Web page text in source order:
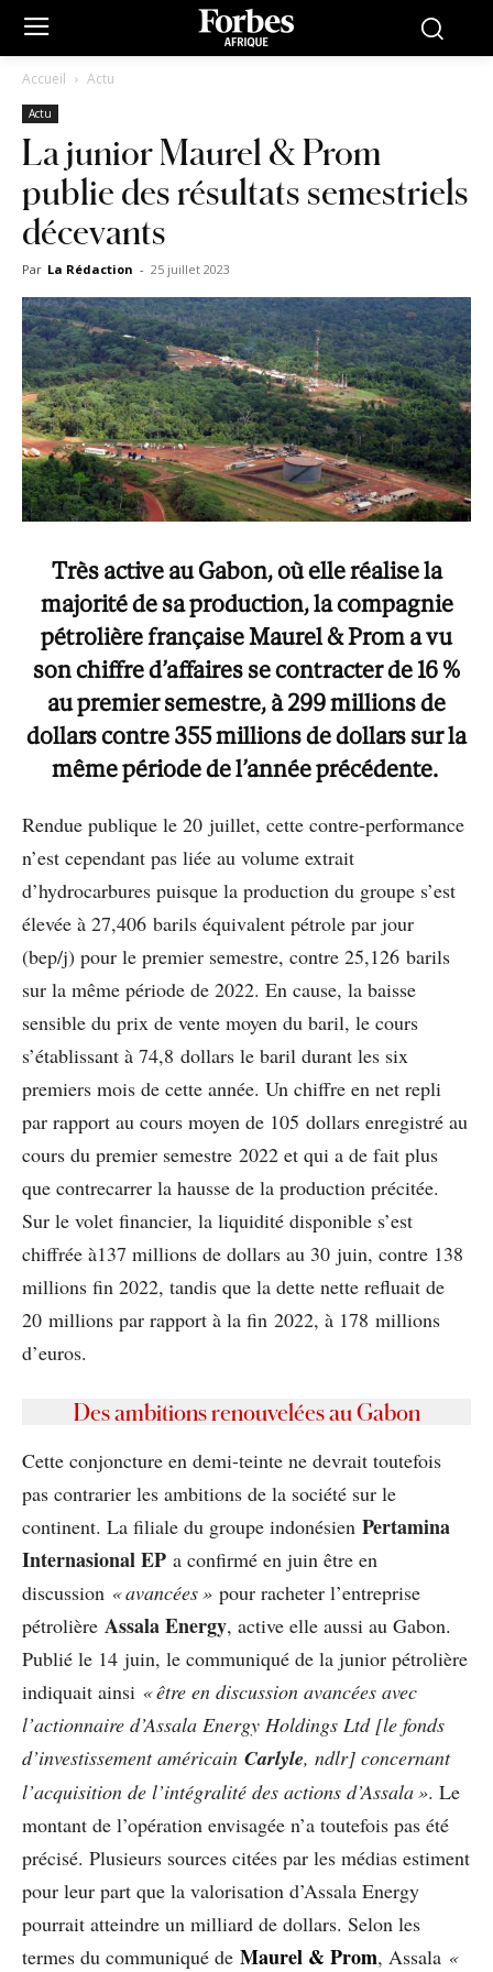
Accueil Actu
Actu
La junior Maurel & Prom
publie des résultats semestriels
décevants
Par La Rédaction - 25 juillet 2023
Très active au Gabon, où elle réalise la
majorité de sa production, la compagnie
pétrolière française Maurel & Prom a vu
son chiffre d’affaires se contracter de 16 %
au premier semestre, à 299 millions de
dollars contre 355 millions de dollars sur la
même période de l’année précédente.
Rendue publique le 20 juillet, cette contre-performance
n’est cependant pas liée au volume extrait
d’hydrocarbures puisque la production du groupe s’est
élevée à 27,406 barils équivalent pétrole par jour
(bep/j) pour le premier semestre, contre 25,126 barils
sur la même période de 2022. En cause, la baisse
sensible du prix de vente moyen du baril, le cours
s’établissant à 74,8 dollars le baril durant les six
premiers mois de cette année. Un chiffre en net repli
par rapport au cours moyen de 105 dollars enregistré au
cours du premier semestre 2022 et qui a de fait plus
que contrecarrer la hausse de la production précitée.
Sur le volet financier, la liquidité disponible s’est
chiffrée à137 millions de dollars au 30 juin, contre 138
millions fin 2022, tandis que la dette nette refluait de
20 millions par rapport à la fin 2022, à 178 millions
d’euros.
Des ambitions renouvelées au Gabon
Cette conjoncture en demi-teinte ne devrait toutefois
pas contrarier les ambitions de la société sur le
continent. La filiale du groupe indonésien Pertamina
Internasional EP a confirmé en juin être en
discussion « avancées » pour racheter l’entreprise
pétrolière Assala Energy, active elle aussi au Gabon.
Publié le 14 juin, le communiqué de la junior pétrolière
indiquait ainsi « être en discussion avancées avec
l’actionnaire d’Assala Energy Holdings Ltd [le fonds
d’investissement américain Carlyle, ndlr] concernant
l’acquisition de l’intégralité des actions d’Assala ». Le
montant de l’opération envisagée n’a toutefois pas été
précisé. Plusieurs sources citées par les médias estiment
pour leur part que la valorisation d’Assala Energy
pourrait atteindre un milliard de dollars. Selon les
termes du communiqué de Maurel & Prom, Assala «